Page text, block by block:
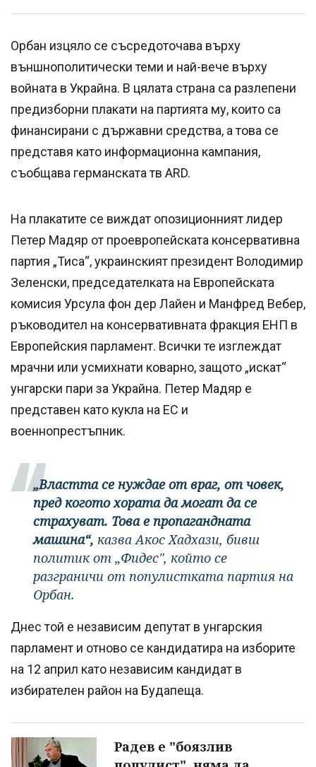
Орбан изцяло се съсредоточава върху
външнополитически теми и най-вече върху
войната в Украйна. В цялата страна са разлепени
предизборни плакати на партията му, които са
финансирани с държавни средства, а това се
представя като информационна кампания,
съобщава германската тв ARD.
На плакатите се виждат опозиционният лидер
Петер Мадяр от проевропейската консервативна
партия „Тиса“, украинският президент Володимир
Зеленски, председателката на Европейската
комисия Урсула фон дер Лайен и Манфред Вебер,
ръководител на консервативната фракция ЕНП в
Европейския парламент. Всички те изглеждат
мрачни или усмихнати коварно, защото „искат“
унгарски пари за Украйна. Петер Мадяр е
представен като кукла на ЕС и
военнопрестъпник.
„Властта се нуждае от враг, от човек,
пред когото хората да могат да се
страхуват. Това е пропагандната
машина“, казва Акос Хадхази, бивш
политик от „Фидес", който се
разграничи от популистката партия на
Орбан.
Днес той е независим депутат в унгарския
парламент и отново се кандидатира на изборите
на 12 април като независим кандидат в
избирателен район на Будапеща.
Радев е "боязлив